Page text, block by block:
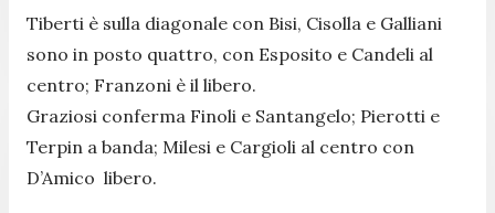
Tiberti è sulla diagonale con Bisi, Cisolla e Galliani
sono in posto quattro, con Esposito e Candeli al
centro; Franzoni è il libero.
Graziosi conferma Finoli e Santangelo; Pierotti e
Terpin a banda; Milesi e Cargioli al centro con
D’Amico libero.